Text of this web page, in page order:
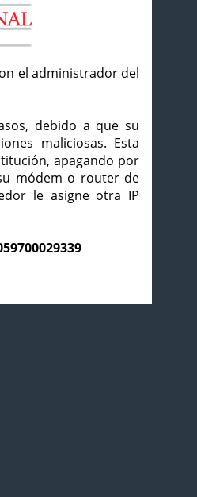
el administrador del
debido a que su
maliciosas. Esta
apagando por
módem o router de
le asigne otra IP